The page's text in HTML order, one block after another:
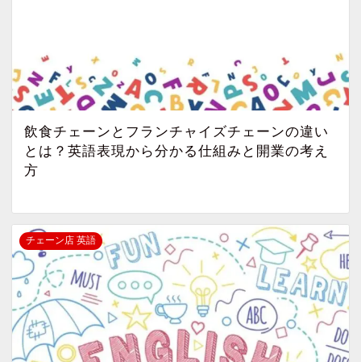
飲食チェーンとフランチャイズチェーンの違い
とは？英語表現から分かる仕組みと開業の考え
方
チェーン店 英語